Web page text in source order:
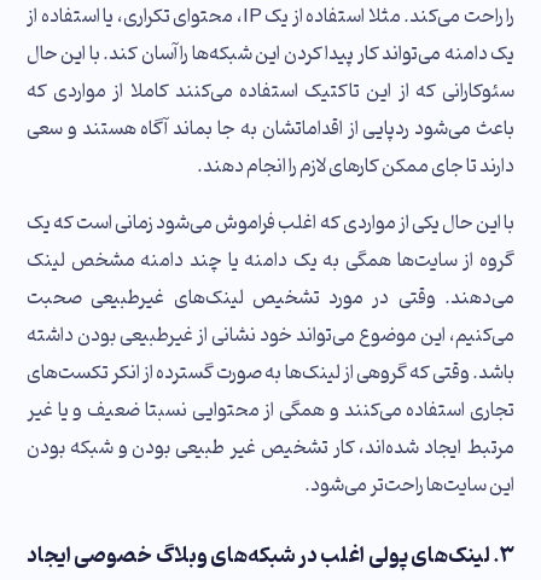
را راحت می‌کند. مثلا استفاده از یک IP، محتوای تکراری، یا استفاده از
یک دامنه می‌تواند کار پیدا کردن این شبکه‌ها را آسان کند. با این حال
سئوکارانی که از این تاکتیک استفاده می‌کنند کاملا از مواردی که
باعث می‌شود ردپایی از اقداماتشان به جا بماند آگاه هستند و سعی
دارند تا جای ممکن کارهای لازم را انجام دهند.
با این حال یکی از مواردی که اغلب فراموش می‌شود زمانی است که یک
گروه از سایت‌ها همگی به یک دامنه یا چند دامنه مشخص لینک
می‌دهند. وقتی در مورد تشخیص لینک‌های غیرطبیعی صحبت
می‌کنیم، این موضوع می‌تواند خود نشانی از غیرطبیعی بودن داشته
باشد. وقتی که گروهی از لینک‌ها به صورت گسترده از انکر تکست‌های
تجاری استفاده می‌کنند و همگی از محتوایی نسبتا ضعیف و یا غیر
مرتبط ایجاد شده‌اند، کار تشخیص غیر طبیعی بودن و شبکه بودن
این سایت‌ها راحت‌تر می‌شود.
۳. لینک‌های پولی اغلب در شبکه‌های وبلاگ خصوصی ایجاد